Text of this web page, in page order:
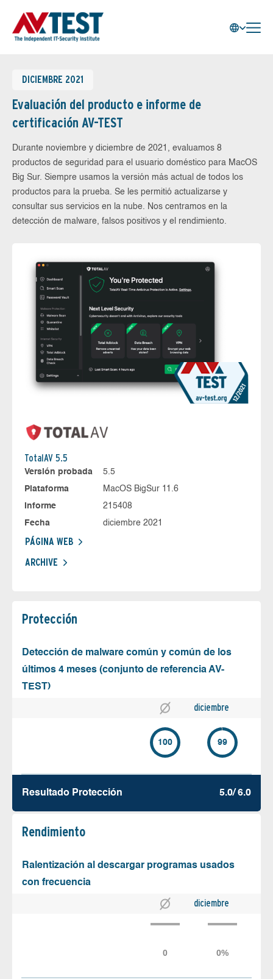
DICIEMBRE 2021
Evaluación del producto e informe de
certificación AV-TEST
Durante noviembre y diciembre de 2021, evaluamos 8
productos de seguridad para el usuario doméstico para MacOS
Big Sur. Siempre usamos la versión más actual de todos los
productos para la prueba. Se les permitió actualizarse y
consultar sus servicios en la nube. Nos centramos en la
detección de malware, falsos positivos y el rendimiento.
TotalAV 5.5
Versión probada
5.5
Plataforma
MacOS BigSur 11.6
Informe
215408
Fecha
diciembre 2021
PÁGINA WEB
ARCHIVE
Protección
Detección de malware común y común de los
últimos 4 meses (conjunto de referencia AV-
TEST)
diciembre
100 99
Resultado Protección 5.0/ 6.0
Rendimiento
Ralentización al descargar programas usados
con frecuencia
diciembre